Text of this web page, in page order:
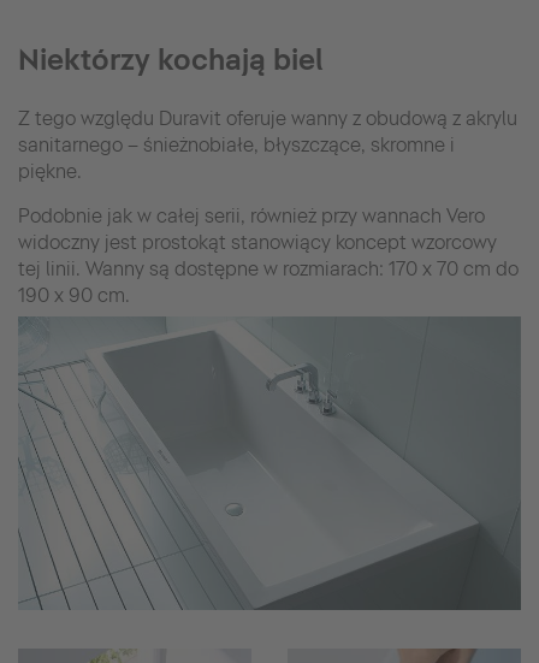
Niektórzy kochają biel
Z tego względu Duravit oferuje wanny z obudową z akrylu
sanitarnego – śnieżnobiałe, błyszczące, skromne i
piękne.
Podobnie jak w całej serii, również przy wannach Vero
widoczny jest prostokąt stanowiący koncept wzorcowy
tej linii. Wanny są dostępne w rozmiarach: 170 x 70 cm do
190 x 90 cm.